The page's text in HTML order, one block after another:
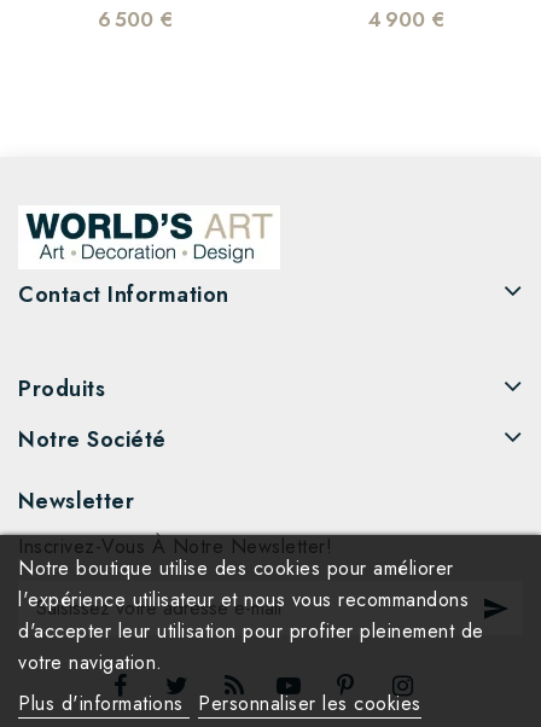
6 500 € 4 900 €
Contact Information
Produits
Notre Société
Newsletter
Inscrivez-Vous À Notre Newsletter!
Notre boutique utilise des cookies pour améliorer
l'expérience utilisateur et nous vous recommandons
d'accepter leur utilisation pour profiter pleinement de
votre navigation.
Plus d'informations
Personnaliser les cookies